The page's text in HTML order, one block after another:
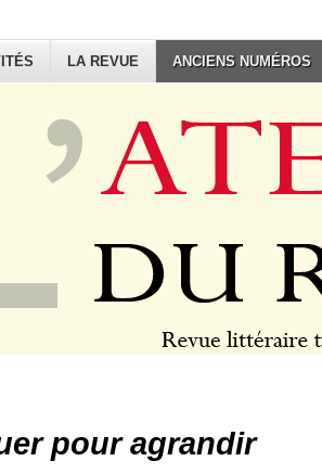
LA REVUE ANCIENS NUMÉROS
pour agrandir